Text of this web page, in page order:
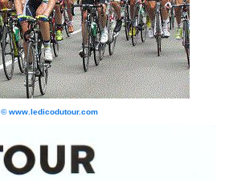
© www.ledicodutour.com